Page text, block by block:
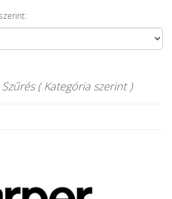
( Kategória szerint )